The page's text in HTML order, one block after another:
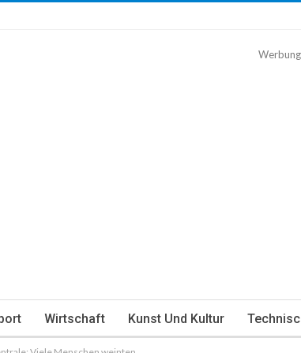
Werbung
Wirtschaft Kunst Und Kultur